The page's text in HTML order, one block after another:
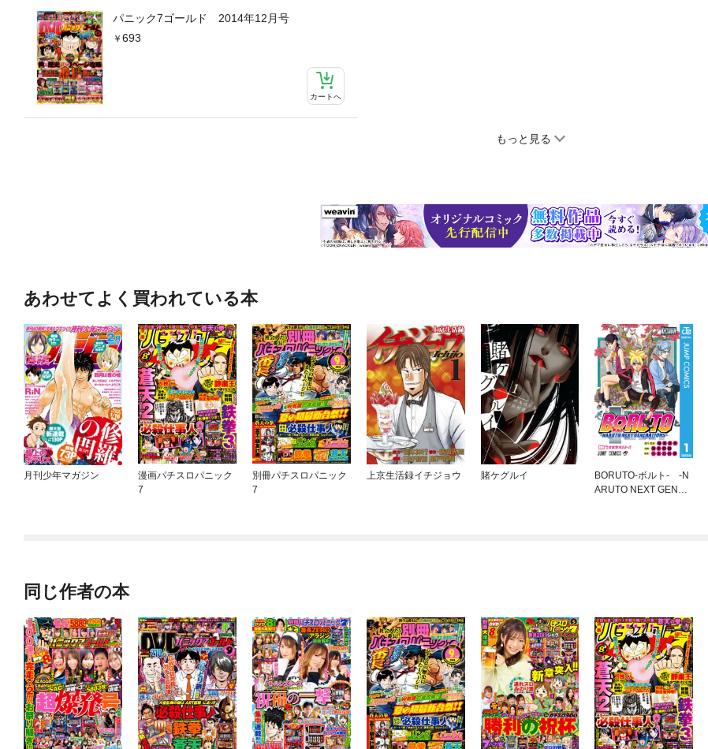
パニック7ゴールド 2014年12月号
693
カートへ
もっと見る
あわせてよく買われている本
月刊少年マガジン
漫画パチスロパニック
7
別冊パチスロパニック
7
上京生活録イチジョウ 賭ケグルイ
BORUTO-ボルト- -N
ARUTO NEXT GENER
同じ作者の本